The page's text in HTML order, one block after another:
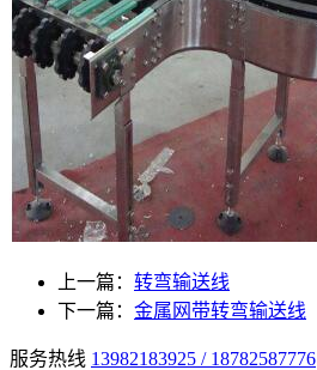
上一篇： 转弯输送线
下一篇： 金属网带转弯输送线
服务热线 13982183925 / 18782587776